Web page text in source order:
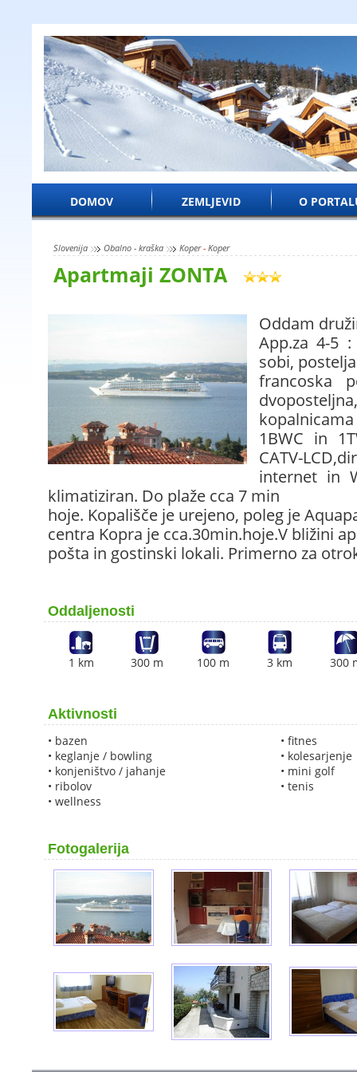
DOMOV ZEMLJEVID O
Slovenija Obalno - kraška Koper- Koper
Apartmaji ZONTA
Oddam
App.za 4-5
sobi,
francoska
kopalnicama
1BWC in
CATV-
internet in
klimatiziran. Do plaže cca 7 min
hoje. Kopališče je urejeno, poleg je
centra Kopra je cca.30min.hoje.V bližini
pošta in gostinski lokali. Primerno za
Oddaljenosti
1 km 300 m 100 m 3 km 300
Aktivnosti
• bazen
• fitnes
• keglanje / bowling
• kolesarjenje
• konjeništvo / jahanje
• mini golf
• ribolov
• tenis
• wellness
Fotogalerija